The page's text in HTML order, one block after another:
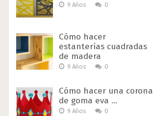
9 Años 0
Cómo hacer
estanterías cuadradas
de madera
9 Años 0
Cómo hacer una corona
de goma eva …
9 Años 0